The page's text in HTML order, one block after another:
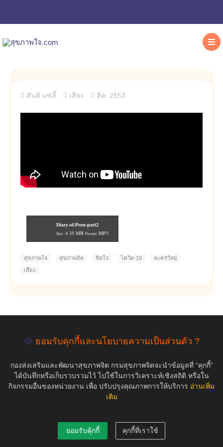
สันติ แซ่ลี้ เสียง ฮิต: 2553
Diary-of-Porn-part2
Size: 4.35 MB Format: MP3
สุขภาพใจ สุขภาพจิต จิตใจ โควิด-19
ละครวิทยุ
เสียง
COPYRIGHT ©2019 สุขภาพใจ.com สงวนลิขสิทธิ์.
🍪 ยอมรับคุกกี้และนโยบายความเป็นส่วนตัว ?
กองส่งเสริมและพัฒนาสุขภาพจิต กรมสุขภาพจิตจะนำข้อมูลที่ “คุกกี้”
ได้บันทึกหรือเก็บรวบรวมไว้ ไปใช้ในการวิเคราะห์เชิงสถิติ หรือใน
กิจกรรมอื่นของหน่วยงาน เพื่อ ปรับปรุงคุณภาพการให้บริการ อ่านเพิ่ม
เติม
ยอมรับคุ้กกี้ คุกกี้ที่เราใช้